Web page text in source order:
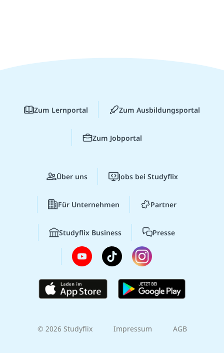
Zum Lernportal Zum Ausbildungsportal
Zum Jobportal
Über uns Jobs bei Studyflix
Für Unternehmen Partner
Studyflix Business Presse
© 2026 Studyflix Impressum AGB